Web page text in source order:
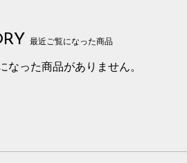
最近ご覧になった商品
なった商品がありません。